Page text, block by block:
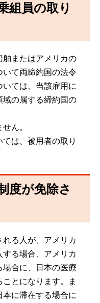
組員の取り
舶またはアメリカの
て両締約国の法令
ては、当該雇用に
域の属する締約国の
ん。
は、被用者の取り
度が免除さ
る人が、アメリカ
る場合、アメリカ
合に、日本の医療
とになります。ま
に滞在する場合に